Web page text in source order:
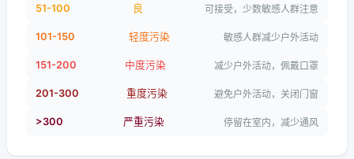
51-100 良 可接受，少数敏感人群注意
101-150 轻度污染 敏感人群减少户外活动
151-200 中度污染 减少户外活动，佩戴口罩
201-300 重度污染 避免户外活动，关闭门窗
>300 严重污染 停留在室内，减少通风